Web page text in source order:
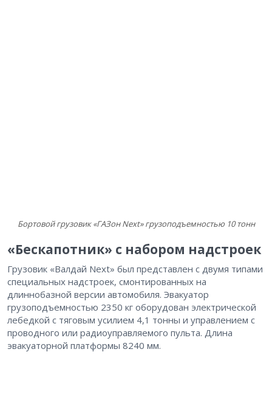
Бортовой грузовик «ГАЗон Next» грузоподъемностью 10 тонн
«Бескапотник» с набором надстроек
Грузовик «Валдай Next» был представлен с двумя типами
специальных надстроек, смонтированных на
длиннобазной версии автомобиля. Эвакуатор
грузоподъемностью 2350 кг оборудован электрической
лебедкой с тяговым усилием 4,1 тонны и управлением с
проводного или радиоуправляемого пульта. Длина
эвакуаторной платформы 8240 мм.